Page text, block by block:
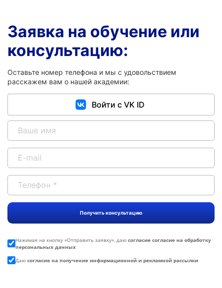
Заявка на обучение или
консультацию:
Оставьте номер телефона и мы с удовольствием
расскажем вам о нашей академии:
Войти с VK ID
Нажимая на кнопку «Отправить заявку», даю согласие согласие на обработку
персональных данных
Даю согласие на получение информационной и рекламной рассылки